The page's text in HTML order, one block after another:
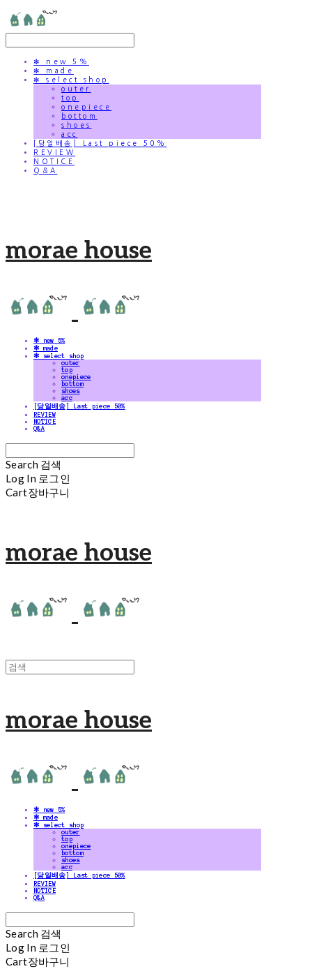
✻ new 5%
✻ made
✻ select shop
outer
top
onepiece
bottom
shoes
acc
[당일배송] Last piece 50%
REVIEW
NOTICE
Q&A
morae house
✻ new 5%
✻ made
✻ select shop
outer
top
onepiece
bottom
shoes
acc
[당일배송] Last piece 50%
REVIEW
NOTICE
Q&A
Search 검색
Log In 로그인
Cart장바구니
morae house
morae house
✻ new 5%
✻ made
✻ select shop
outer
top
onepiece
bottom
shoes
acc
[당일배송] Last piece 50%
REVIEW
NOTICE
Q&A
Search 검색
Log In 로그인
Cart장바구니